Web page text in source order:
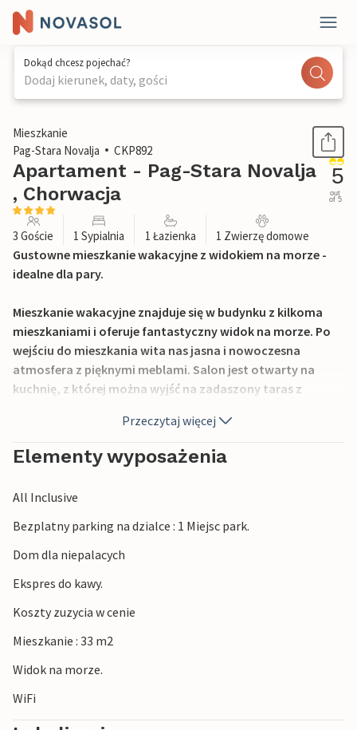
Dokąd chcesz pojechać?
Dodaj kierunek, daty, gości
1 / 23
Mieszkanie
Pag-Stara Novalja
CKP892
Apartament - Pag-Stara Novalja
, Chorwacja
5
out
of 5
3 Goście 1 Sypialnia 1 Łazienka 1 Zwierzę domowe
Gustowne mieszkanie wakacyjne z widokiem na morze -
idealne dla pary.
Mieszkanie wakacyjne znajduje się w budynku z kilkoma
mieszkaniami i oferuje fantastyczny widok na morze. Po
wejściu do mieszkania wita nas jasna i nowoczesna
atmosfera z pięknymi meblami. Salon jest otwarty na
kuchnię, z której można wyjść na zadaszony taras z
pogodzie można tu spędzać przytulne wieczory i planować
resztę wakacji.
obiektu, zapraszając do spędzenia relaksujących godzin
nad wodą. Drzemka w słońcu, podczas gdy inni pluskają się
W Novalji znajdziesz atrakcyjne kluby plażowe, życie
Ciesz się udanymi wakacjami na Pagu z tym zachęcającym
Przeczytaj więcej
Elementy wyposażenia
All Inclusive
Bezplatny parking na dzialce : 1 Miejsc park.
Dom dla niepalacych
Ekspres do kawy.
Koszty zuzycia w cenie
Mieszkanie : 33 m2
Widok na morze.
WiFi